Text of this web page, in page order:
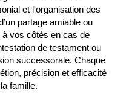
et l'organisation des
partage amiable ou
vos côtés en cas de
de testament ou
successorale. Chaque
précision et efficacité
famille.